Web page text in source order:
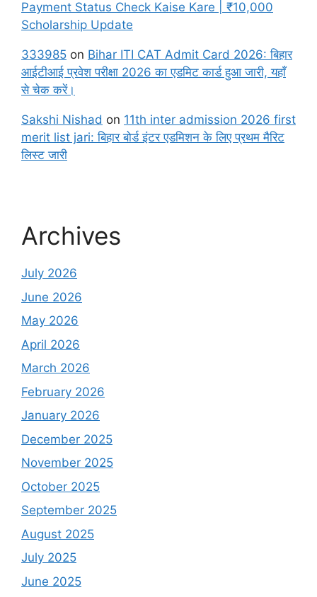
Payment Status Check Kaise Kare | ₹10,000
Scholarship Update
333985 on Bihar ITI CAT Admit Card 2026: बिहार
आईटीआई प्रवेश परीक्षा 2026 का एडमिट कार्ड हुआ जारी, यहाँ
से चेक करें।
Sakshi Nishad on 11th inter admission 2026 first
merit list jari: बिहार बोर्ड इंटर एडमिशन के लिए प्रथम मैरिट
लिस्ट जारी
Archives
July 2026
June 2026
May 2026
April 2026
March 2026
February 2026
January 2026
December 2025
November 2025
October 2025
September 2025
August 2025
July 2025
June 2025